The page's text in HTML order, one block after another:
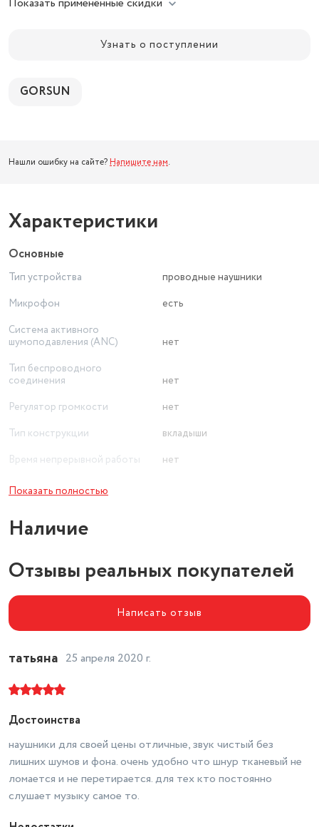
Узнать о поступлении
GORSUN
Нашли ошибку на сайте? Напишите нам.
Характеристики
Основные
Тип устройства
проводные наушники
Микрофон
есть
Система активного
шумоподавления (ANC)
нет
Тип беспроводного
соединения
нет
Регулятор громкости
нет
Тип конструкции
вкладыши
Время непрерывной работы
нет
Чувствительность (дБ)
Тип крепления
Основные графические файлы
тканевая оплетка кабеля
Вид
вставные (затычки)
Тип
динамические
частот
Разъем для наушников
Показать полностью
Наличие
Отзывы реальных покупателей
Написать отзыв
татьяна 25 апреля 2020 г.
Достоинства
наушники для своей цены отличные, звук чистый без
лишних шумов и фона. очень удобно что шнур тканевый не
ломается и не перетирается. для тех кто постоянно
слушает музыку самое то.